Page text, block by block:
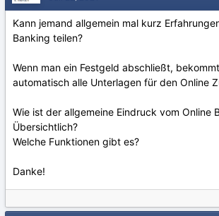
Kann jemand allgemein mal kurz
Banking teilen?
Wenn man ein Festgeld abschließt,
automatisch alle Unterlagen für den Online
Wie ist der allgemeine Eindruck vom Online
Übersichtlich?
Welche Funktionen gibt es?
Danke!